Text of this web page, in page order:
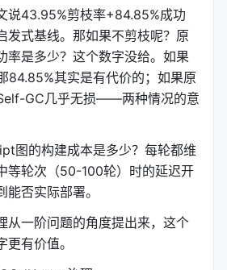
上43.95%剪枝，84.85%
set上测试——注意是hard
。
43.95%
是"不剪枝的基线"，而是激进的
heuristic baselines）。
说43.95%剪枝率+84.85%成功
发式基线。那如果不剪枝呢？原
率是多少？这个数字没给。如果
84.85%其实是有代价的；如果原
GC几乎无损——两种情况的意
图的构建成本是多少？每轮都维
等轮次（50-100轮）时的延迟开
否实际部署。
从一阶问题的角度提出来，这个
有价值。